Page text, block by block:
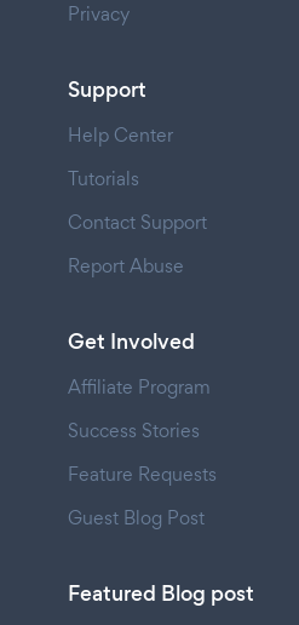
Privacy
Support
Help Center
Tutorials
Contact Support
Report Abuse
Get Involved
Affiliate Program
Success Stories
Feature Requests
Guest Blog Post
Featured Blog post